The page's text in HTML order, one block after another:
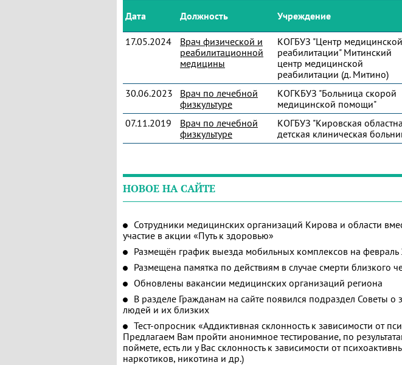
Дата Должность Учреждение
17.05.2024
Врач физической и
реабилитационной
медицины
КОГБУЗ "Центр медицинской
реабилитации" Митинский
центр медицинской
реабилитации (д. Митино)
30.06.2023
Врач по лечебной
физкультуре
КОГКБУЗ "Больница скорой
медицинской помощи"
07.11.2019
Врач по лечебной
физкультуре
КОГБУЗ "Кировская
детская клиническая
НОВОЕ НА САЙТЕ
Сотрудники медицинских организаций Кирова и области
участие в акции «Путь к здоровью»
Размещён график выезда мобильных комплексов на февраль
Размещена памятка по действиям в случае смерти близкого
Обновлены вакансии медицинских организаций региона
В разделе Гражданам на сайте появился подраздел Советы
людей и их близких
Тест-опросник «Аддиктивная склонность к зависимости от
Предлагаем Вам пройти анонимное тестирование, по
поймете, есть ли у Вас склонность к зависимости от
наркотиков, никотина и др.)